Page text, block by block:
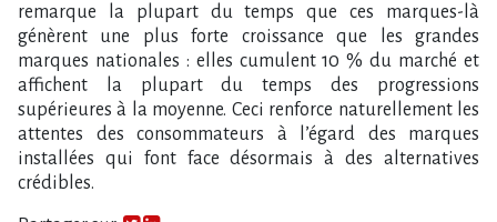
remarque la plupart du temps que ces marques-là
génèrent une plus forte croissance que les grandes
marques nationales : elles cumulent 10 % du marché et
affichent la plupart du temps des progressions
supérieures à la moyenne. Ceci renforce naturellement les
attentes des consommateurs à l’égard des marques
installées qui font face désormais à des alternatives
crédibles.